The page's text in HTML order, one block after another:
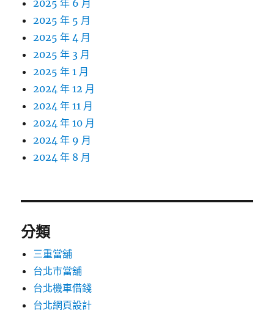
2025 年 6 月
2025 年 5 月
2025 年 4 月
2025 年 3 月
2025 年 1 月
2024 年 12 月
2024 年 11 月
2024 年 10 月
2024 年 9 月
2024 年 8 月
分類
三重當舖
台北市當舖
台北機車借錢
台北網頁設計